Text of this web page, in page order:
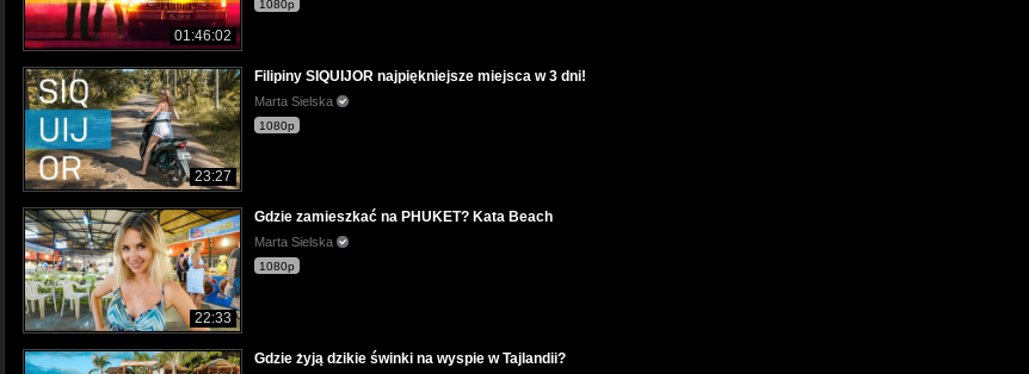
01:46:02
1080p
23:27
Filipiny SIQUIJOR najpiękniejsze miejsca w 3 dni!
Marta Sielska
1080p
22:33
Gdzie zamieszkać na PHUKET? Kata Beach
Marta Sielska
1080p
Gdzie żyją dzikie świnki na wyspie w Tajlandii?